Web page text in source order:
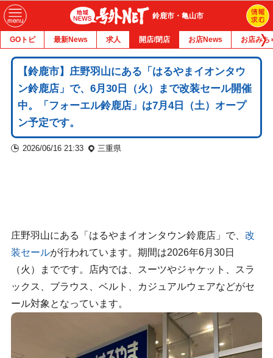
鈴鹿市・亀山市
GOトピ 最新News 求人 開店/閉店 お店News お店みち
【鈴鹿市】庄野羽山にある「はるやまイオンタウ
ン鈴鹿店」で、6月30日（火）まで改装セール開催
中。「フォーエル鈴鹿店」は7月4日（土）オープ
ン予定です。
2026/06/16 21:33 三重県
庄野羽山にある「はるやまイオンタウン鈴鹿店」で、 改
装セールが行われています。期間は2026年6月30日
（火）までです。店内では、スーツやジャケット、スラ
ックス、ブラウス、ベルト、カジュアルウェアなどがセ
ール対象となっています。